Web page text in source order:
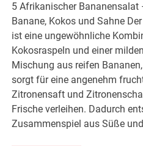
5 Afrikanischer
Banane, Kokos und Sahne
ist eine ungewöhnliche
Kokosraspeln und einer
Mischung aus reifen
sorgt für eine angenehm
Zitronensaft und
Frische verleihen. Dadurch
Zusammenspiel aus Süße